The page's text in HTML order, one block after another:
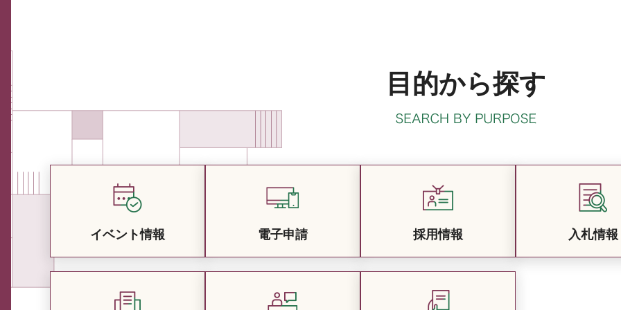
目的から探す
イベント情報 電子申請 採用情報 入札情報